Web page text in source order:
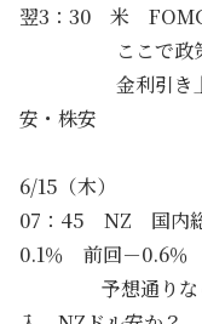
翌3：30 米
ここで政策金
金利引き上げ
安・株安
6/15（木）
07：45 NZ 国内総
0.1％ 前回－0.6％
予想通りなら